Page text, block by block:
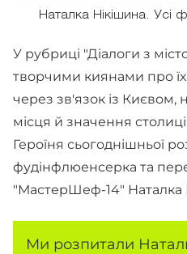
Наталка Нікішина. Усі
У рубриці "Діалоги з
творчими киянами про
через зв'язок із Києвом,
місця й значення
Героїня сьогоднішньої
фудінфлюенсерка та
"МастерШеф-14" Наталка
Ми розпитали